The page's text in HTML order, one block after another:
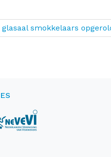
smokkelaars